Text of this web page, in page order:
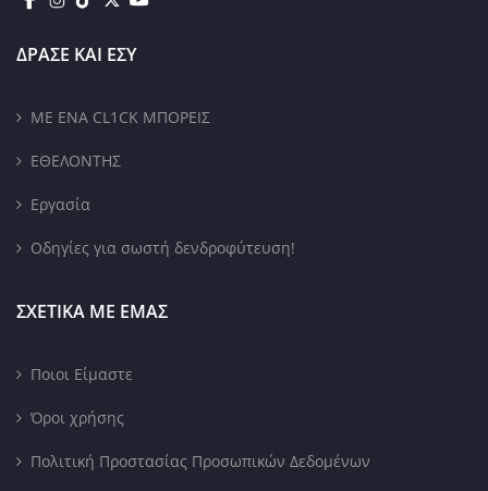
ΔΡΑΣΕ ΚΑΙ ΕΣΥ
ΜΕ ΕΝΑ CL1CK ΜΠΟΡΕΙΣ
ΕΘΕΛΟΝΤΗΣ
Εργασία
Οδηγίες για σωστή δενδροφύτευση!
ΣΧΕΤΙΚΑ ΜΕ ΕΜΑΣ
Ποιοι Είμαστε
Όροι χρήσης
Πολιτική Προστασίας Προσωπικών Δεδομένων